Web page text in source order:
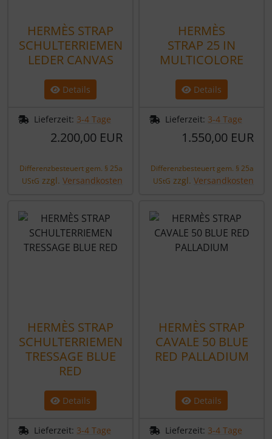
HERMÈS STRAP
SCHULTERRIEMEN
LEDER CANVAS
Details
Lieferzeit: 3-4 Tage
2.200,00 EUR
Differenzbesteuert gem. § 25a
UStG zzgl. Versandkosten
HERMÈS
STRAP 25 IN
MULTICOLORE
Details
Lieferzeit: 3-4 Tage
1.550,00 EUR
Differenzbesteuert gem. § 25a
UStG zzgl. Versandkosten
HERMÈS STRAP
SCHULTERRIEMEN
TRESSAGE BLUE
RED
Details
Lieferzeit: 3-4 Tage
HERMÈS STRAP
CAVALE 50 BLUE
RED PALLADIUM
Details
Lieferzeit: 3-4 Tage